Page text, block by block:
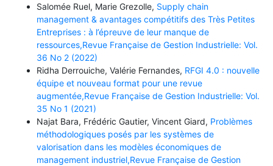
Salomée Ruel, Marie Grezolle, Supply chain
management & avantages compétitifs des Très Petites
Entreprises : à l’épreuve de leur manque de
ressources,Revue Française de Gestion Industrielle: Vol.
36 No 2 (2022)
Ridha Derrouiche, Valérie Fernandes, RFGI 4.0 : nouvelle
équipe et nouveau format pour une revue
augmentée,Revue Française de Gestion Industrielle: Vol.
35 No 1 (2021)
Najat Bara, Frédéric Gautier, Vincent Giard, Problèmes
méthodologiques posés par les systèmes de
valorisation dans les modèles économiques de
management industriel,Revue Française de Gestion